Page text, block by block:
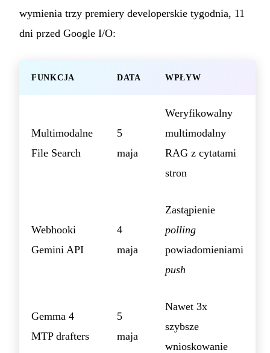
wymienia trzy premiery developerskie tygodnia, 11
dni przed Google I/O:
FUNKCJA DATA WPŁYW
Multimodalne
File Search
5
maja
Weryfikowalny
multimodalny
RAG z cytatami
stron
Webhooki
Gemini API
4
maja
Zastąpienie
polling
powiadomieniami
push
Gemma 4
MTP drafters
5
maja
Nawet 3x
szybsze
wnioskowanie